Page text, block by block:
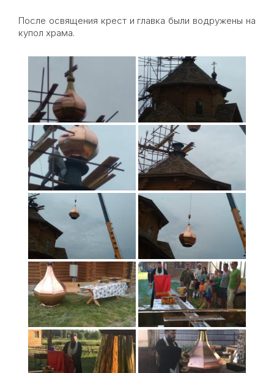
После освящения крест и главка были водружены на
купол храма.